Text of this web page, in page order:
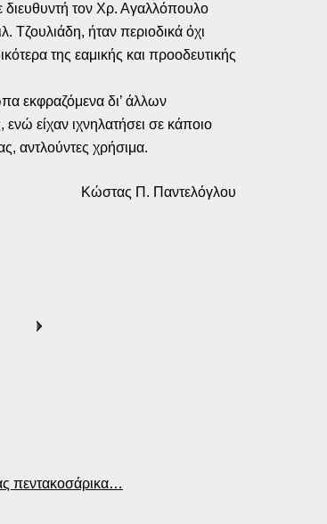
τον Χρ. Αγαλλόπουλο
Τζουλιάδη, ήταν περιοδικά όχι
της εαμικής και προοδευτικής
εκφραζόμενα δι’ άλλων
είχαν ιχνηλατήσει σε κάποιο
αντλούντες χρήσιμα.
Κώστας Π. Παντελόγλου